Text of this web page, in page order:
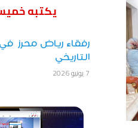
يكتبه
رفقاء رياض محرز في
التاريخي
7 يونيو 2026